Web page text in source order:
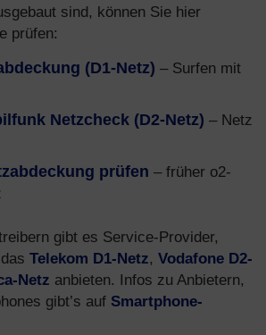
sind, können Sie hier
prüfen:
(D1-Netz) – Surfen mit
Netzcheck (D2-Netz) – Netz
prüfen – früher o2-
gibt es Service-Provider,
Telekom D1-Netz, Vodafone D2-
Netz anbieten. Infos zu Anbietern,
gibt’s auf Smartphone-